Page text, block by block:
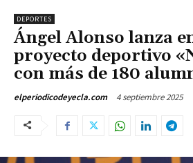
DEPORTES
Ángel Alonso lanza
proyecto deportivo
con más de 180
elperiodicodeyecla.com 4 septiembre 2025